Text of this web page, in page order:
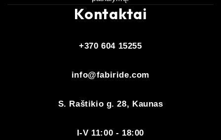
Kontaktai
+370 604 15255
info@fabiride.com
S. Raštikio g. 28, Kaunas
I-V 11:00 - 18:00